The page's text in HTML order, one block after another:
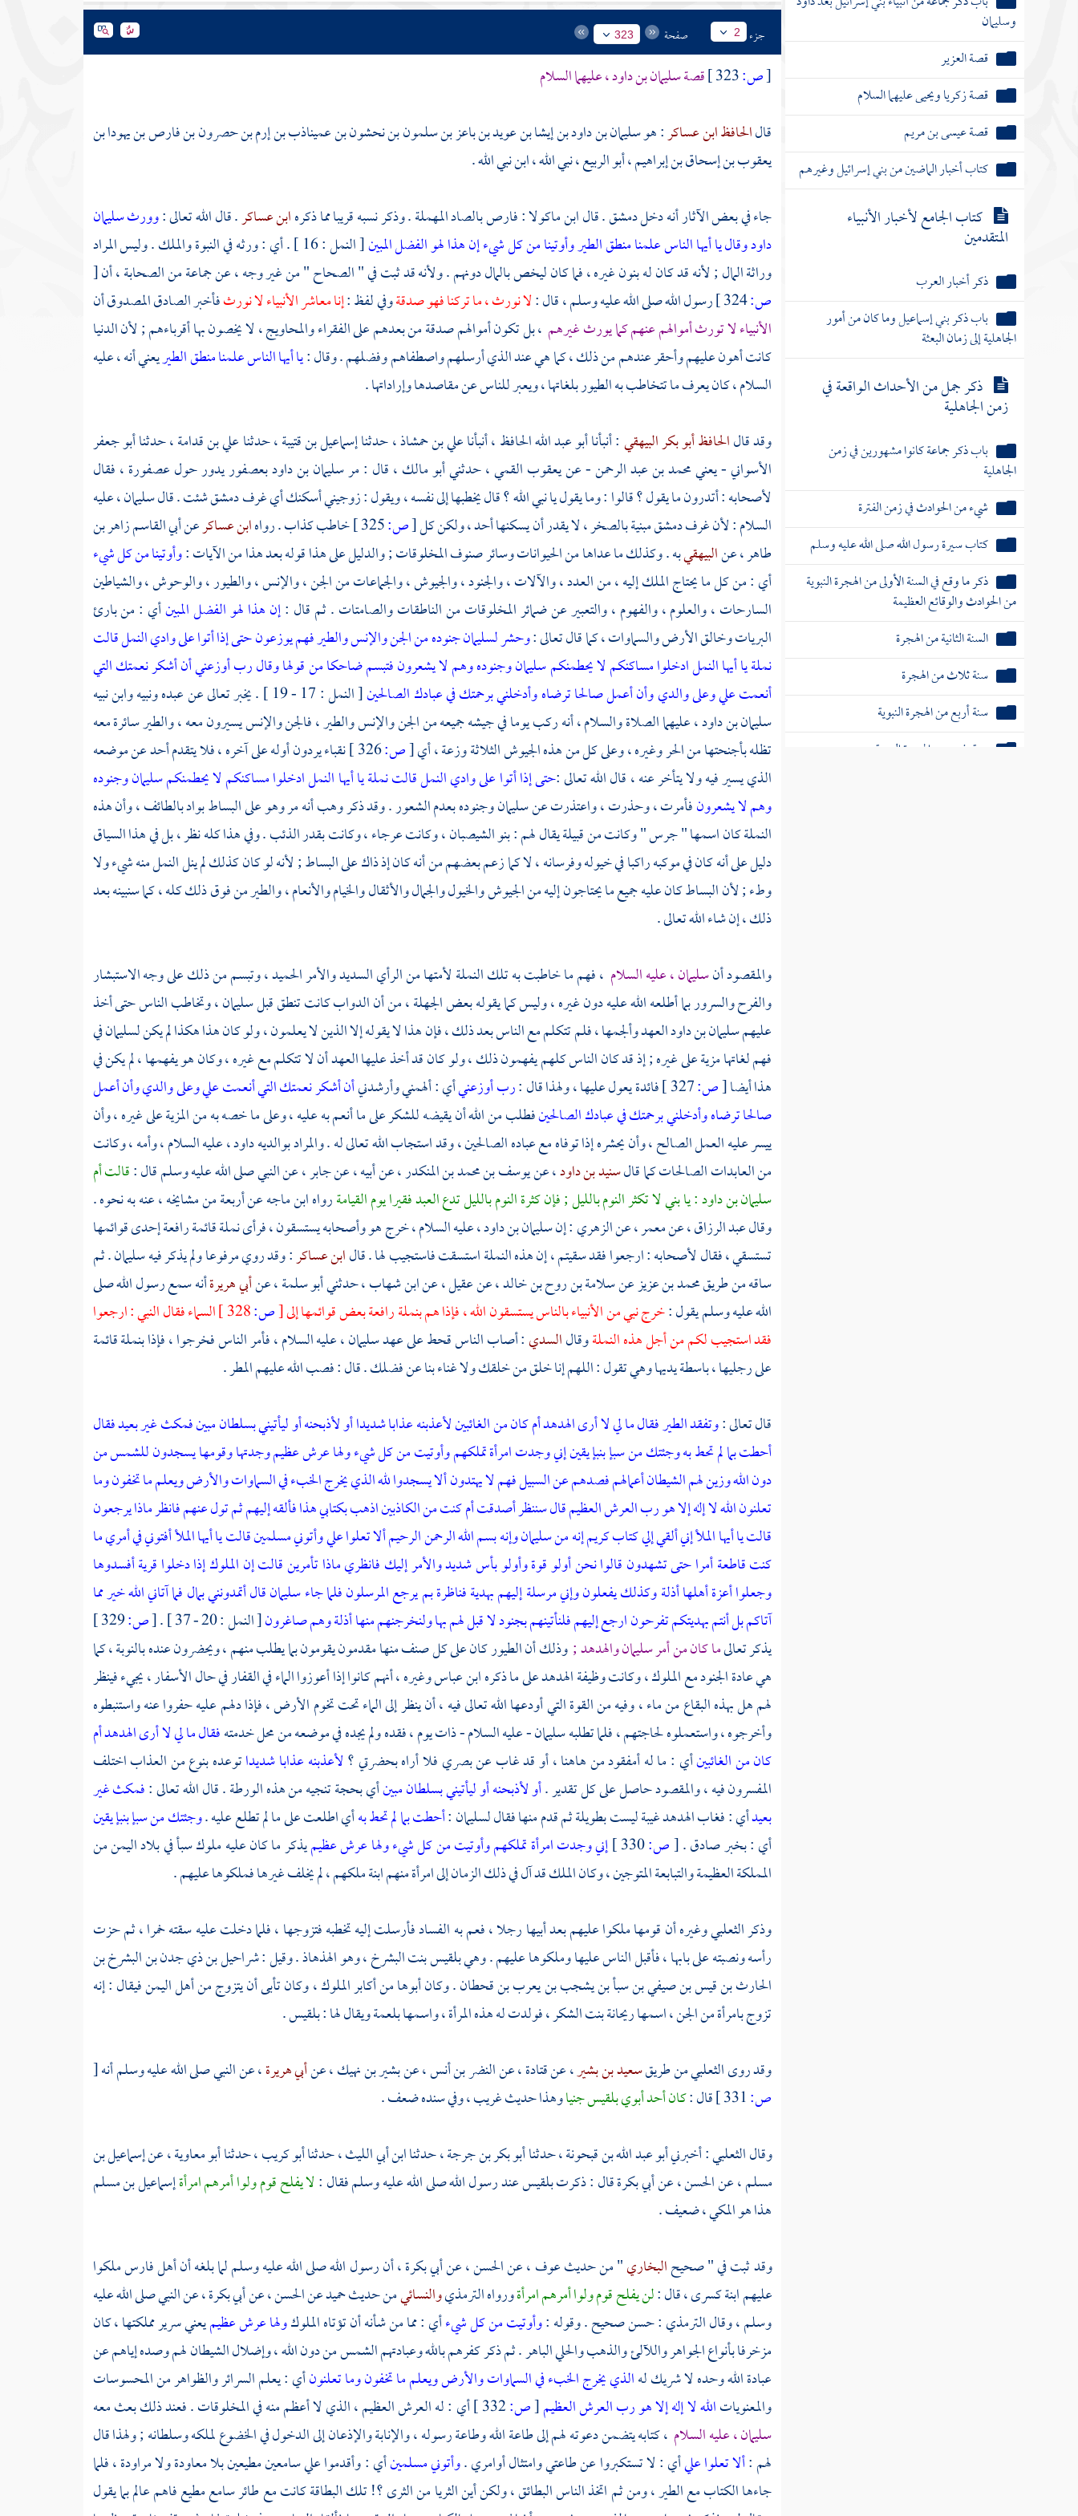
وسليمان
قصة العزير
قصة زكريا ويحيى عليهما السلام
قصة عيسى بن مريم
كتاب أخبار الماضين من بني إسرائيل وغيرهم
كتاب الجامع لأخبار الأنبياء
المتقدمين
ذكر أخبار العرب
باب ذكر بني إسماعيل وما كان من أمور
الجاهلية إلى زمان البعثة
ذكر جمل من الأحداث الواقعة في
زمن الجاهلية
باب ذكر جماعة كانوا مشهورين في زمن
الجاهلية
شيء من الحوادث في زمن الفترة
كتاب سيرة رسول الله صلى الله عليه وسلم
ذكر ما وقع في السنة الأولى من الهجرة النبوية
من الحوادث والوقائع العظيمة
السنة الثانية من الهجرة
سنة ثلاث من الهجرة
سنة أربع من الهجرة النبوية
سنة خمس من الهجرة النبوية
جزء 2 صفحة 323
[ص: قصةسليمان بن داود، عليهما السلام
قالالحافظ ابن عساكر: هوسليمان بن داود بن إيشا بن عويد بن باعز بن سلمون بن نحشون بن عميناذب بن إرم بن حصرون بن فارص بن يهودا بن
يعقوب بن إسحاق بن إبراهيم ، أبو الربيع ، نبي الله ،ابن نبي الله .
جاء في بعض الآثار أنه دخلدمشق. قالابن ماكولا : فارصبالصاد المهملة . وذكر نسبه قريبا مما ذكرهابن عساكر. قال الله تعالى :وورث سليمان
داود وقال يا أيها الناس علمنا منطق الطير وأوتينا من كل شيء إن هذا لهو الفضل المبين
[ النمل : 16 ] . أي : ورثه في النبوة والملك . وليس المراد
وراثة المال ; لأنه قد كان له بنون غيره ، فما كان ليخص بالمال دونهم . ولأنه قد ثبت في " الصحاح " من غير وجه ، عن جماعة من الصحابة ، أن[
ص:
رسول الله صلى الله عليه وسلم ، قال :لا نورث ، ما تركنا فهو صدقةوفي لفظ :إنا معاشر الأنبياء لا نورثفأخبر الصادق المصدوق أن
الأنبياء لا تورث أموالهم عنهم كما يورث غيرهم ، بل تكون أموالهم صدقة من بعدهم على الفقراء والمحاويج ، لا يخصون بها أقرباءهم ; لأن الدنيا
كانت أهون عليهم وأحقر عندهم من ذلك ، كما هي عند الذي أرسلهم واصطفاهم وفضلهم . وقال :يا أيها الناس علمنا منطق الطيريعني أنه ، عليه
السلام ، كان يعرف ما تتخاطب به الطيور بلغاتها ، ويعبر للناس عن مقاصدها وإراداتها .
وقد قالالحافظ أبو بكر البيهقي: أنبأناأبو عبد الله الحافظ، أنبأناعلي بن حمشاذ، حدثناإسماعيل بن قتيبة، حدثناعلي بن قدامة، حدثناأبو جعفر
الأسواني - يعني محمد بن عبد الرحمن- عنيعقوب القمي، حدثنيأبو مالك، قال : مرسليمان بن داودبعصفور يدور حول عصفورة ، فقال
لأصحابه : أتدرون ما يقول ؟ قالوا : وما يقول يا نبي الله ؟ قال يخطبها إلى نفسه ، ويقول : زوجيني أسكنك أي غرفدمشقشئت . قالسليمان، عليه
السلام : لأن غرفدمشقمبنية بالصخر ، لا يقدر أن يسكنها أحد ، ولكن كل[ص: خاطب كذاب . رواهابن عساكرعنأبي القاسم زاهر بن
طاهر، عنالبيهقيبه . وكذلك ما عداها من الحيوانات وسائر صنوف المخلوقات ; والدليل على هذا قوله بعد هذا من الآيات :وأوتينا من كل شيء
أي : من كل ما يحتاج الملك إليه ، من العدد ، والآلات ، والجنود ، والجيوش ، والجماعات من الجن ، والإنس ، والطيور ، والوحوش ، والشياطين
السارحات ، والعلوم ، والفهوم ، والتعبير عن ضمائر المخلوقات من الناطقات والصامتات . ثم قال :إن هذا لهو الفضل المبينأي : من بارئ
البريات وخالق الأرض والسماوات ، كما قال تعالى :وحشر لسليمان جنوده من الجن والإنس والطير فهم يوزعون حتى إذا أتوا على وادي النمل قالت
نملة يا أيها النمل ادخلوا مساكنكم لا يحطمنكم سليمان وجنوده وهم لا يشعرون فتبسم ضاحكا من قولها وقال رب أوزعني أن أشكر نعمتك التي
أنعمت علي وعلى والدي وأن أعمل صالحا ترضاه وأدخلني برحمتك في عبادك الصالحين[ النمل : 17 - 19 ] . يخبر تعالى عن عبده ونبيه وابن نبيه
سليمان بن داود ،عليهما الصلاة والسلام ، أنه ركب يوما في جيشه جميعه من الجن والإنس والطير ، فالجن والإنس يسيرون معه ، والطير سائرة معه
تظله بأجنحتها من الحر وغيره ، وعلى كل من هذه الجيوش الثلاثة وزعة ، أي[ص:326 ]
نقباء يردون أوله على آخره ، فلا يتقدم أحد عن موضعه
الذي يسير فيه ولا يتأخر عنه ، قال الله تعالى :حتى إذا أتوا على وادي النمل قالت نملة يا أيها النمل ادخلوا مساكنكم لا يحطمنكم سليمان وجنوده
وهم لا يشعرونفأمرت ، وحذرت ، واعتذرت عنسليمانوجنوده بعدم الشعور . وقد ذكروهبأنه مر وهو على البساط بوادبالطائف، وأن هذه
النملة كان اسمها " جرس " وكانت من قبيلة يقال لهم : بنو الشيصبان ، وكانت عرجاء ، وكانت بقدر الذئب . وفي هذا كله نظر ، بل في هذا السياق
دليل على أنه كان في موكبه راكبا في خيوله وفرسانه ، لا كما زعم بعضهم من أنه كان إذ ذاك على البساط ; لأنه لو كان كذلك لم ينل النمل منه شيء ولا
وطء ; لأن البساط كان عليه جميع ما يحتاجون إليه من الجيوش والخيول والجمال والأثقال والخيام والأنعام ، والطير من فوق ذلك كله ، كما سنبينه بعد
ذلك ، إن شاء الله تعالى .
والمقصود أنسليمان، عليه السلام ، فهم ما خاطبت به تلك النملة لأمتها من الرأي السديد والأمر الحميد ، وتبسم من ذلك على وجه الاستبشار
والفرح والسرور بما أطلعه الله عليه دون غيره ، وليس كما يقوله بعض الجهلة ، من أن الدواب كانت تنطق قبلسليمان، وتخاطب الناس حتى أخذ
عليهمسليمان بن داودالعهد وألجمها ، فلم تتكلم مع الناس بعد ذلك ، فإن هذا لا يقوله إلا الذين لا يعلمون ، ولو كان هذا هكذا لم يكنلسليمانفي
فهم لغاتها مزية على غيره ; إذ قد كان الناس كلهم يفهمون ذلك ، ولو كان قد أخذ عليها العهد أن لا تتكلم مع غيره ، وكان هو يفهمها ، لم يكن في
هذا أيضا[ص: فائدة يعول عليها ، ولهذا قال :رب أوزعنيأي : ألهمني وأرشدنيأن أشكر نعمتك التي أنعمت علي وعلى والدي وأن أعمل
صالحا ترضاه وأدخلني برحمتك في عبادك الصالحينفطلب من الله أن يقيضه للشكر على ما أنعم به عليه ، وعلى ما خصه به من المزية على غيره ، وأن
ييسر عليه العمل الصالح ، وأن يحشره إذا توفاه مع عباده الصالحين ، وقد استجاب الله تعالى له . والمراد بوالديهداود، عليه السلام ، وأمه ، وكانت
من العابدات الصالحات كما قالسنيد بن داود، عنيوسف بن محمد بن المنكدر، عن أبيه ، عنجابر، عن النبي صلى الله عليه وسلم قال :قالتأم
سليمان بن داود: يا بني لا تكثر النوم بالليل ; فإن كثرة النوم بالليل تدع العبد فقيرا يوم القيامةرواهابن ماجهعن أربعة من مشايخه ، عنه به نحوه .
وقالعبد الرزاق، عنمعمر، عنالزهري: إنسليمان بن داود، عليه السلام ، خرج هو وأصحابه يستسقون ، فرأى نملة قائمة رافعة إحدى قوائمها
تستسقي ، فقال لأصحابه : ارجعوا فقد سقيتم ، إن هذه النملة استسقت فاستجيب لها . قالابن عساكر: وقد روي مرفوعا ولم يذكر فيهسليمان. ثم
ساقه من طريقمحمد بن عزيزعنسلامة بن روح بن خالد، عنعقيل، عنابن شهاب، حدثنيأبو سلمة، عنأبي هريرةأنه سمع رسول الله صلى
الله عليه وسلم يقول :خرج نبي من الأنبياء بالناس يستسقون الله ، فإذا هم بنملة رافعة بعض قوائمها إلى[ص:
السماء فقال النبي : ارجعوا
فقد استجيب لكم من أجل هذه النملةوقالالسدي: أصاب الناس قحط على عهدسليمان، عليه السلام ، فأمر الناس فخرجوا ، فإذا بنملة قائمة
على رجليها ، باسطة يديها وهي تقول : اللهم إنا خلق من خلقك ولا غناء بنا عن فضلك . قال : فصب الله عليهم المطر .
قال تعالى :وتفقد الطير فقال ما لي لا أرى الهدهد أم كان من الغائبين لأعذبنه عذابا شديدا أو لأذبحنه أو ليأتيني بسلطان مبين فمكث غير بعيد فقال
أحطت بما لم تحط به وجئتك من سبإ بنبإ يقين إني وجدت امرأة تملكهم وأوتيت من كل شيء ولها عرش عظيم وجدتها وقومها يسجدون للشمس من
دون الله وزين لهم الشيطان أعمالهم فصدهم عن السبيل فهم لا يهتدون ألا يسجدوا لله الذي يخرج الخبء في السماوات والأرض ويعلم ما تخفون وما
تعلنون الله لا إله إلا هو رب العرش العظيم قال سننظر أصدقت أم كنت من الكاذبين اذهب بكتابي هذا فألقه إليهم ثم تول عنهم فانظر ماذا يرجعون
قالت يا أيها الملأ إني ألقي إلي كتاب كريم إنه من سليمان وإنه بسم الله الرحمن الرحيم ألا تعلوا علي وأتوني مسلمين قالت يا أيها الملأ أفتوني في أمري ما
كنت قاطعة أمرا حتى تشهدون قالوا نحن أولو قوة وأولو بأس شديد والأمر إليك فانظري ماذا تأمرين قالت إن الملوك إذا دخلوا قرية أفسدوها
وجعلوا أعزة أهلها أذلة وكذلك يفعلون وإني مرسلة إليهم بهدية فناظرة بم يرجع المرسلون فلما جاء سليمان قال أتمدونني بمال فما آتاني الله خير مما
آتاكم بل أنتم بهديتكم تفرحون ارجع إليهم فلنأتينهم بجنود لا قبل لهم بها ولنخرجنهم منها أذلة وهم صاغرون[ النمل : 20 - 37 ] . [ص:329 ]
يذكر تعالىما كان من أمرسليمانوالهدهد ;وذلك أن الطيور كان على كل صنف منها مقدمون يقومون بما يطلب منهم ، ويحضرون عنده بالنوبة ، كما
هي عادة الجنود مع الملوك ، وكانت وظيفة الهدهد على ما ذكرهابن عباسوغيره ، أنهم كانوا إذا أعوزوا الماء في القفار في حال الأسفار ، يجيء فينظر
لهم هل بهذه البقاع من ماء ، وفيه من القوة التي أودعها الله تعالى فيه ، أن ينظر إلى الماء تحت تخوم الأرض ، فإذا دلهم عليه حفروا عنه واستنبطوه
وأخرجوه ، واستعملوه لحاجتهم ، فلما تطلبهسليمان- عليه السلام - ذات يوم ، فقده ولم يجده في موضعه من محل خدمتهفقال ما لي لا أرى الهدهد أم
كان من الغائبينأي : ما له أمفقود من هاهنا ، أو قد غاب عن بصري فلا أراه بحضرتي ؟لأعذبنه عذابا شديداتوعده بنوع من العذاب اختلف
المفسرون فيه ، والمقصود حاصل على كل تقدير .أو لأذبحنه أو ليأتيني بسلطان مبينأي بحجة تنجيه من هذه الورطة . قال الله تعالى :فمكث غير
بعيدأي : فغاب الهدهد غيبة ليست بطويلة ثم قدم منها فقاللسليمان:أحطت بما لم تحط بهأي اطلعت على ما لم تطلع عليه .وجئتك من سبإ بنبإ يقين
أي : بخبر صادق .[ص: إني وجدت امرأة تملكهم وأوتيت من كل شيء ولها عرش عظيميذكر ما كان عليه ملوكسبأفي بلاداليمنمن
المملكة العظيمة والتبابعة المتوجين ، وكان الملك قد آل في ذلك الزمان إلى امرأة منهم ابنة ملكهم ، لم يخلف غيرها فملكوها عليهم .
وذكرالثعلبيوغيره أن قومها ملكوا عليهم بعد أبيها رجلا ، فعم به الفساد فأرسلت إليه تخطبه فتزوجها ، فلما دخلت عليه سقته خمرا ، ثم حزت
رأسه ونصبته على بابها ، فأقبل الناس عليها وملكوها عليهم . وهيبلقيس بنت البشرخ ،وهوالهذهاذ . وقيل : شراحيل بن ذي جدن بن البشرخ بن
الحارث بن قيس بن صيفي بن سبأ بن يشجب بن يعرب بن قحطان. وكان أبوها من أكابر الملوك ، وكان تأبى أن يتزوج من أهلاليمنفيقال : إنه
تزوج بامرأة من الجن ، اسمها ريحانة بنت الشكر ، فولدت له هذه المرأة ، واسمهابلعمةويقال لها :بلقيس.
وقد روىالثعلبيمن طريقسعيد بن بشير، عنقتادة، عنالنضر بن أنس، عنبشير بن نهيك، عنأبي هريرة، عن النبي صلى الله عليه وسلم أنه[
ص:
قال :كان أحد أبوي بلقيس جنياوهذا حديث غريب ، وفي سنده ضعف .
وقالالثعلبي: أخبرنيأبو عبد الله بن قبحونة، حدثناأبو بكر بن جرجة، حدثناابن أبي الليث، حدثناأبو كريب، حدثناأبو معاوية، عنإسماعيل بن
مسلم، عنالحسن، عنأبي بكرةقال : ذكرتبلقيسعند رسول الله صلى الله عليه وسلم فقال :لا يفلح قوم ولوا أمرهم امرأةإسماعيل بن مسلم
هذا هو المكي ،ضعيف .
وقد ثبت في " صحيحالبخاري" من حديثعوف، عنالحسن، عنأبي بكرة، أن رسول الله صلى الله عليه وسلم لما بلغه أن أهلفارسملكوا
عليهم ابنةكسرى، قال :لن يفلح قوم ولوا أمرهم امرأةورواهالترمذيوالنسائيمن حديثحميدعنالحسن، عنأبي بكرة، عن النبي صلى الله عليه
وسلم ، وقالالترمذي: حسن صحيح . وقوله :وأوتيت من كل شيءأي : مما من شأنه أن تؤتاه الملوكولها عرش عظيميعني سرير مملكتها ، كان
مزخرفا بأنواع الجواهر واللآلئ والذهب والحلي الباهر . ثم ذكر كفرهم بالله وعبادتهم الشمس من دون الله ، وإضلال الشيطان لهم وصده إياهم عن
عبادة الله وحده لا شريك لهالذي يخرج الخبء في السماوات والأرض ويعلم ما تخفون وما تعلنونأي : يعلم السرائر والظواهر من المحسوسات
والمعنوياتالله لا إله إلا هو رب العرش العظيم[ص:
أي : له العرش العظيم ، الذي لا أعظم منه في المخلوقات . فعند ذلك بعث معه
سليمان، عليه السلام ، كتابه يتضمن دعوته لهم إلى طاعة الله وطاعة رسوله ، والإنابة والإذعان إلى الدخول في الخضوع لملكه وسلطانه ; ولهذا قال
لهم :ألا تعلوا عليأي : لا تستكبروا عن طاعتي وامتثال أوامري .وأتوني مسلمينأي : وأقدموا علي سامعين مطيعين بلا معاودة ولا مراودة ، فلما
جاءها الكتاب مع الطير ، ومن ثم اتخذ الناس البطائق ، ولكن أين الثريا من الثرى ؟! تلك البطاقة كانت مع طائر سامع مطيع فاهم عالم بما يقول